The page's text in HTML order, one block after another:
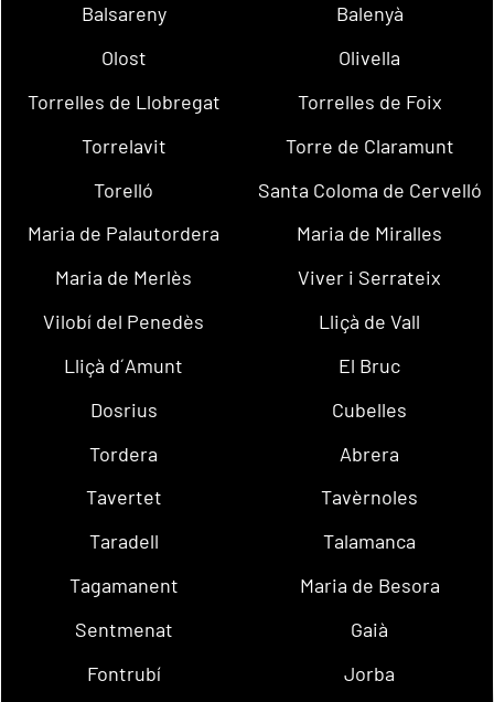
Balsareny
Balenyà
Olost
Olivella
Torrelles de Llobregat
Torrelles de Foix
Torrelavit
Torre de Claramunt
Torelló
Santa Coloma de Cervelló
Maria de Palautordera
Maria de Miralles
Maria de Merlès
Viver i Serrateix
Vilobí del Penedès
Lliçà de Vall
Lliçà d´Amunt
El Bruc
Dosrius
Cubelles
Tordera
Abrera
Tavertet
Tavèrnoles
Taradell
Talamanca
Tagamanent
Maria de Besora
Sentmenat
Gaià
Fontrubí
Jorba